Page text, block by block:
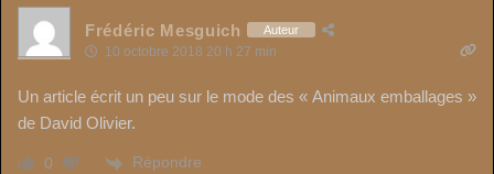
Frédéric Mesguich Auteur
10 octobre 2018 20 h 27 min
Un article écrit un peu sur le mode des « Animaux emballages »
de David Olivier.
0 Répondre